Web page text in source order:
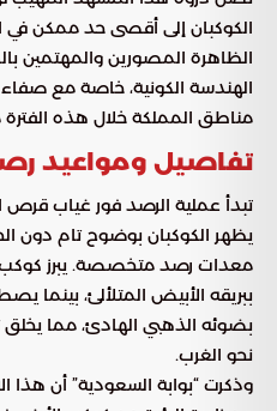
الكوكبان إلى أقصى حد ممكن في
الظاهرة المصورين والمهتمين
الهندسة الكونية، خاصة مع
مناطق المملكة خلال هذه الفترة
تفاصيل ومواعيد
تبدأ عملية الرصد فور غياب
يظهر الكوكبان بوضوح تام دون
معدات رصد متخصصة. يبرز كوكب
ببريقه الأبيض المتلألئ، بينما
بضوئه الذهبي الهادئ، مما يخلق
نحو الغرب.
وذكرت “بوابة السعودية” أن هذا